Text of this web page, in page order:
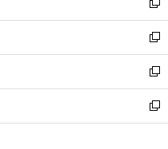
で
開
く
ド
ウ
で
開
く
ィ
ン
ド
ウ
で
開
く
い
ウ
ィ
ン
ド
ウ
で
開
新
し
い
ウ
ィ
ン
ド
ウ
新
し
い
ウ
ィ
ン
新
し
い
ウ
新
し